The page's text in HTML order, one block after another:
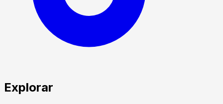
Explorar